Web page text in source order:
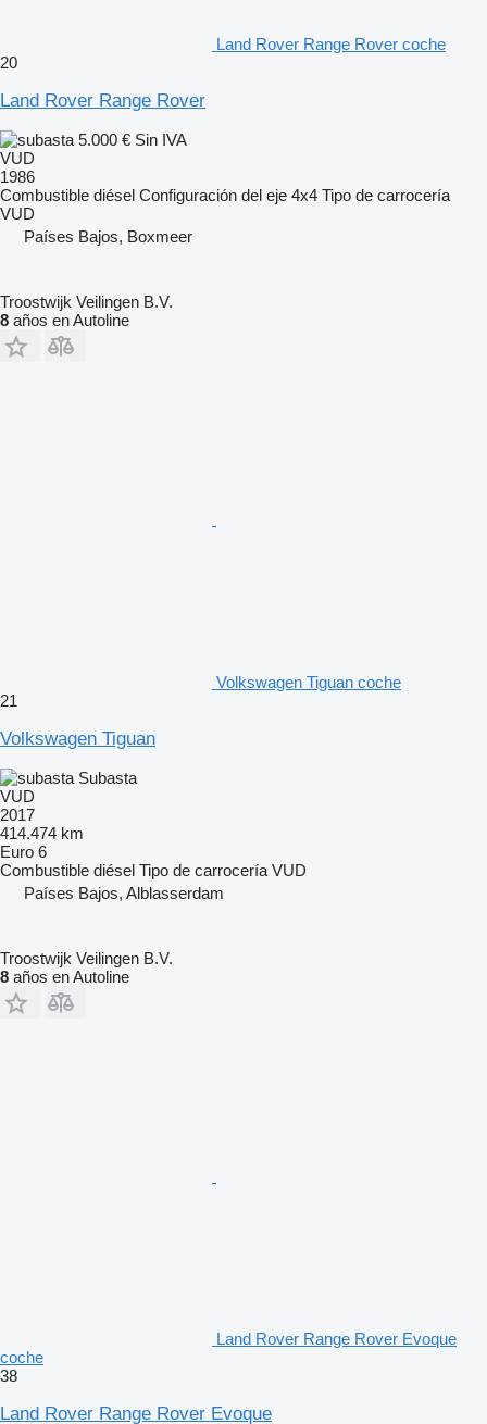
Land Rover Range Rover coche
20
Land Rover Range Rover
5.000 € Sin IVA
VUD
1986
Combustible diésel Configuración del eje 4x4 Tipo de carrocería
VUD
Países Bajos, Boxmeer
Troostwijk Veilingen B.V.
8 años en Autoline
Volkswagen Tiguan coche
21
Volkswagen Tiguan
Subasta
VUD
2017
414.474 km
Euro 6
Combustible diésel Tipo de carrocería VUD
Países Bajos, Alblasserdam
Troostwijk Veilingen B.V.
8 años en Autoline
Land Rover Range Rover Evoque
coche
38
Land Rover Range Rover Evoque